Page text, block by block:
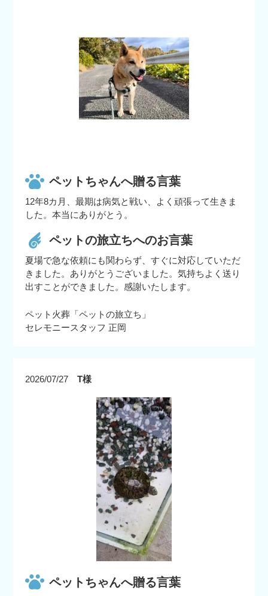
ペットちゃんへ贈る言葉
12年8カ月、最期は病気と戦い、よく頑張って生きま
した。本当にありがとう。
ペットの旅立ちへのお言葉
夏場で急な依頼にも関わらず、すぐに対応していただ
きました。ありがとうございました。気持ちよく送り
出すことができました。感謝いたします。
ペット火葬「ペットの旅立ち」
セレモニースタッフ 正岡
2026/07/27 T様
ペットちゃんへ贈る言葉